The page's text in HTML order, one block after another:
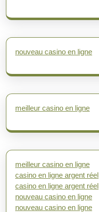
nouveau casino en ligne
meilleur casino en ligne
meilleur casino en ligne
casino en ligne argent réel
casino en ligne argent réel
nouveau casino en ligne
nouveau casino en ligne